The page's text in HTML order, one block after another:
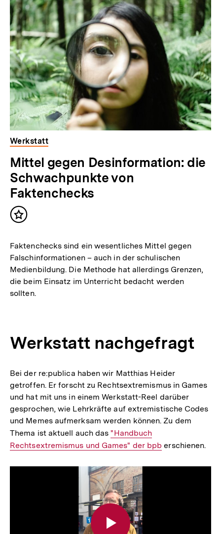
Werkstatt
Mittel gegen Desinformation: die
Schwachpunkte von
Faktenchecks
Inhalt
Faktenchecks sind ein wesentliches Mittel gegen
Falschinformationen – auch in der schulischen
Medienbildung. Die Methode hat allerdings Grenzen,
die beim Einsatz im Unterricht bedacht werden
sollten.
Werkstatt nachgefragt
Bei der re:publica haben wir Matthias Heider
getroffen. Er forscht zu Rechtsextremismus in Games
und hat mit uns in einem Werkstatt-Reel darüber
gesprochen, wie Lehrkräfte auf extremistische Codes
und Memes aufmerksam werden können. Zu dem
Thema ist aktuell auch dasInterner
Link:
"Handbuch
Rechtsextremismus und Games" der bpb erschienen.